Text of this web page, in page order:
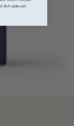
dich jederzeit